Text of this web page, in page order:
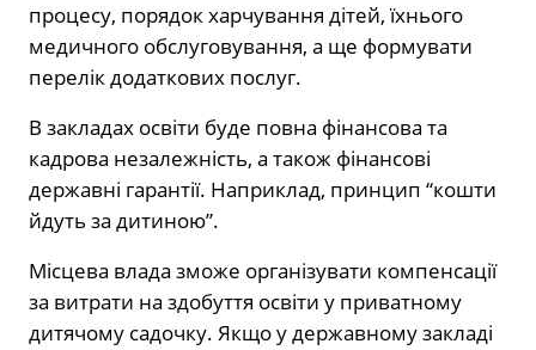
процесу, порядок харчування дітей, їхнього
медичного обслуговування, а ще формувати
перелік додаткових послуг.
В закладах освіти буде повна фінансова та
кадрова незалежність, а також фінансові
державні гарантії. Наприклад, принцип “кошти
йдуть за дитиною”.
Місцева влада зможе організувати компенсації
за витрати на здобуття освіти у приватному
дитячому садочку. Якщо у державному закладі